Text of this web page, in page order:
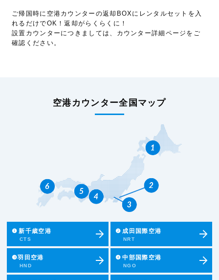
ご帰国時に空港カウンターの返却BOXにレンタルセットを入
れるだけでOK！返却がらくらくに！
設置カウンターにつきましては、カウンター詳細ページをご
確認ください。
空港カウンター全国マップ
❶ 新千歳空港
CTS
❷ 成田国際空港
NRT
❸羽田空港
HND
❹ 中部国際空港
NGO